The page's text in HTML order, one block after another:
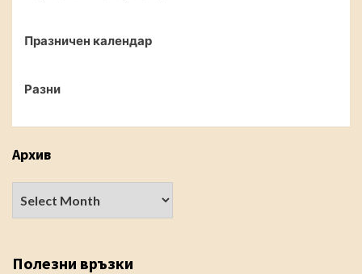
Празничен календар
Разни
Архив
Полезни връзки